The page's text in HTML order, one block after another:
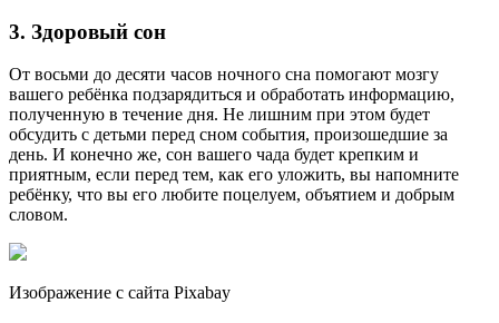
3. Здоровый сон
От восьми до десяти часов ночного сна помогают мозгу
вашего ребёнка подзарядиться и обработать информацию,
полученную в течение дня. Не лишним при этом будет
обсудить с детьми перед сном события, произошедшие за
день. И конечно же, сон вашего чада будет крепким и
приятным, если перед тем, как его уложить, вы напомните
ребёнку, что вы его любите поцелуем, объятием и добрым
словом.
Изображение с сайта Pixabay